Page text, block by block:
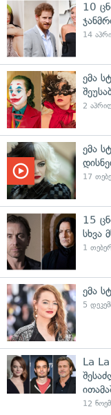
10
14
ემა
2
ემა
17
15
სხვა
1
ემა
5
La
12